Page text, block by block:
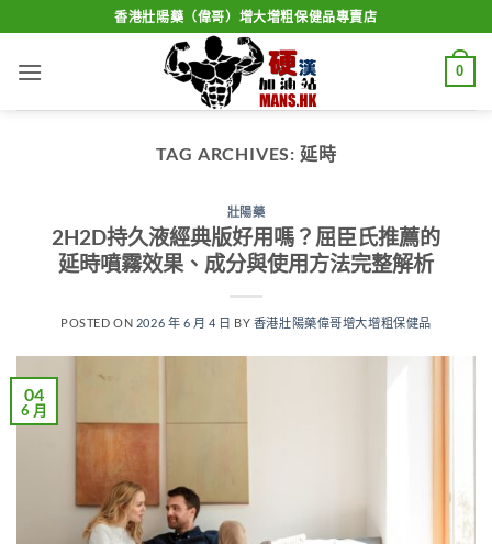
to
content
香港壯陽藥（偉哥）增大增粗保健品專賣店
0
TAG ARCHIVES: 延時
壯陽藥
2H2D持久液經典版好用嗎？屈臣氏推薦的
延時噴霧效果、成分與使用方法完整解析
POSTED ON 2026 年 6 月 4 日 BY 香港壯陽藥偉哥增大增粗保健品
04
6 月